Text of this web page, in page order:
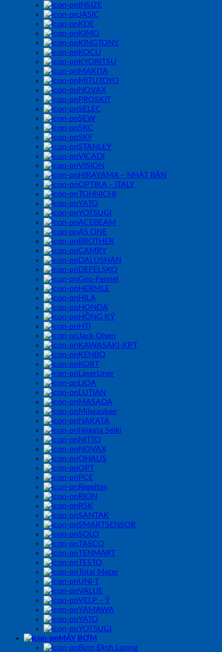
INSIZE
JASIC
KDE
KIMO
KINGTONY
KOCU
KYORITSU
MAKITA
MITUTOYO
NOVAX
PROSKIT
SELEC
SEW
SKC
SKF
STANLEY
VICADI
VISION
HIRAYAMA – NHẬT BẢN
OPTIKA – ITALY
TOHNICHI
YATO
YOTSUGI
ACEBEAM
AS ONE
BROTHER
CAMRY
DALUSHAN
DEFELSKO
Geo-Fennel
HERMLE
HILA
HONDA
HỒNG KÝ
HTI
Jack Olsen
KAWASAKI-KPT
KENBO
KORT
LaserLiner
LIOA
LUTIAN
MASADA
Milwaukee
NAKATA
Niigata Seiki
NITTO
NOVAX
OHAUS
OPT
PCE
Regeltex
RION
RSK
SANTAK
SMARTSENSOR
SOLO
TASCO
TENMART
TESTO
Total Meter
UNI-T
VALUE
VELP – Ý
YAMAWA
YATO
YOTSUGI
MÁY BƠM
Bơm Định Lượng